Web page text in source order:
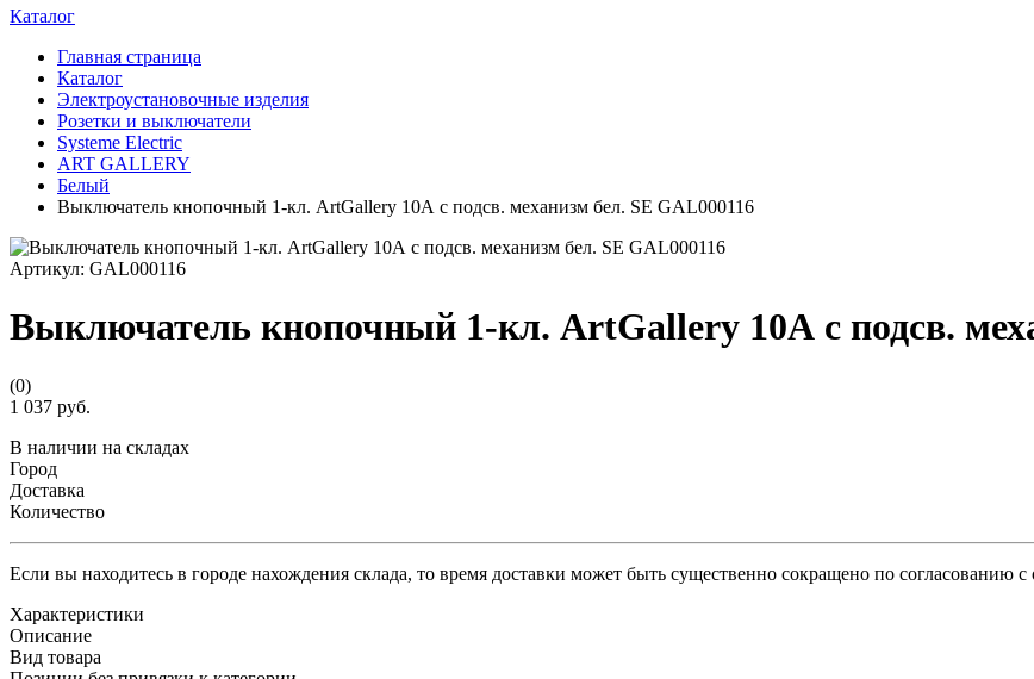
Каталог
Главная страница
Каталог
Электроустановочные изделия
Розетки и выключатели
Systeme Electric
ART GALLERY
Белый
Выключатель кнопочный 1-кл. ArtGallery 10А с подсв. механизм бел. SE GAL000116
Артикул: GAL000116
Выключатель кнопочный 1-кл. ArtGallery 10А с подсв.
(0)
1 037 руб.
В наличии на складах
Город
Доставка
Количество
Если вы находитесь в городе нахождения склада, то время доставки может быть существенно сокращено по согласованию с
Характеристики
Описание
Вид товара